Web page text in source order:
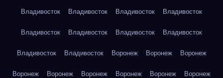
Владивосток Владивосток Владивосток Владивосток
Владивосток Владивосток Владивосток Владивосток
Владивосток Владивосток Воронеж Воронеж Воронеж
Воронеж Воронеж Воронеж Воронеж Воронеж Воронеж